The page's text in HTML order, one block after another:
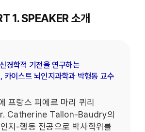
1. SPEAKER 소개
경학적 기전을 연구하는
카이스트 뇌인지과학과 박형동 교수
프랑스 피에르 마리 퀴리
Catherine Tallon-Baudry의
지-행동 전공으로 박사학위를